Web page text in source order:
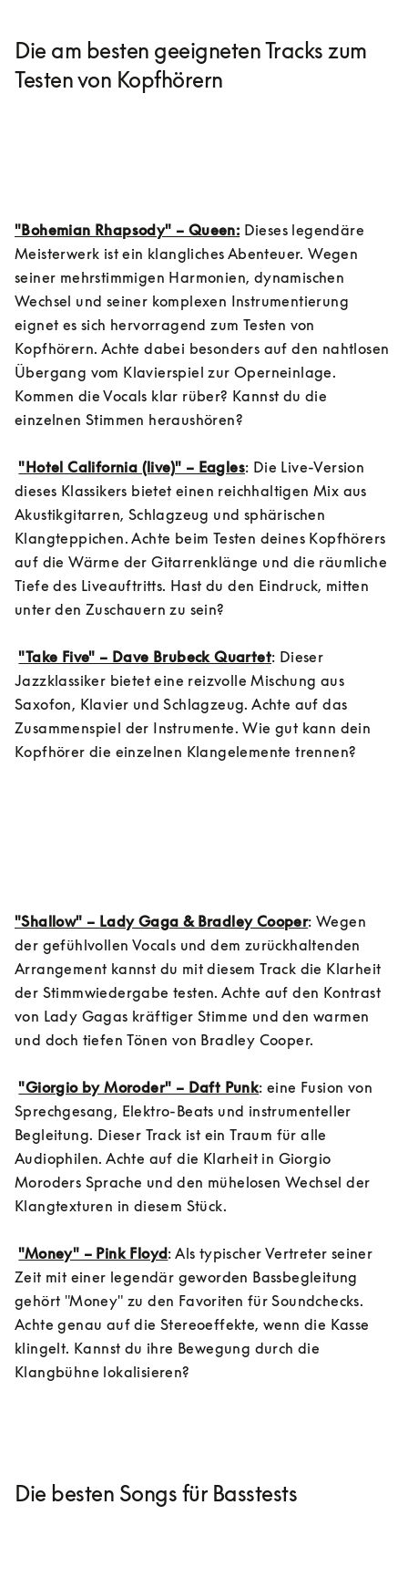
Die am besten geeigneten Tracks zum
Testen von Kopfhörern
"Bohemian Rhapsody" – Queen: Dieses legendäre
Meisterwerk ist ein klangliches Abenteuer. Wegen
seiner mehrstimmigen Harmonien, dynamischen
Wechsel und seiner komplexen Instrumentierung
eignet es sich hervorragend zum Testen von
Kopfhörern. Achte dabei besonders auf den nahtlosen
Übergang vom Klavierspiel zur Operneinlage.
Kommen die Vocals klar rüber? Kannst du die
einzelnen Stimmen heraushören?
"Hotel California (live)" – Eagles: Die Live-Version
dieses Klassikers bietet einen reichhaltigen Mix aus
Akustikgitarren, Schlagzeug und sphärischen
Klangteppichen. Achte beim Testen deines Kopfhörers
auf die Wärme der Gitarrenklänge und die räumliche
Tiefe des Liveauftritts. Hast du den Eindruck, mitten
unter den Zuschauern zu sein?
"Take Five" – Dave Brubeck Quartet: Dieser
Jazzklassiker bietet eine reizvolle Mischung aus
Saxofon, Klavier und Schlagzeug. Achte auf das
Zusammenspiel der Instrumente. Wie gut kann dein
Kopfhörer die einzelnen Klangelemente trennen?
"Shallow" – Lady Gaga & Bradley Cooper: Wegen
der gefühlvollen Vocals und dem zurückhaltenden
Arrangement kannst du mit diesem Track die Klarheit
der Stimmwiedergabe testen. Achte auf den Kontrast
von Lady Gagas kräftiger Stimme und den warmen
und doch tiefen Tönen von Bradley Cooper.
"Giorgio by Moroder" – Daft Punk: eine Fusion von
Sprechgesang, Elektro-Beats und instrumenteller
Begleitung. Dieser Track ist ein Traum für alle
Audiophilen. Achte auf die Klarheit in Giorgio
Moroders Sprache und den mühelosen Wechsel der
Klangtexturen in diesem Stück.
"Money" – Pink Floyd: Als typischer Vertreter seiner
Zeit mit einer legendär geworden Bassbegleitung
gehört "Money" zu den Favoriten für Soundchecks.
Achte genau auf die Stereoeffekte, wenn die Kasse
klingelt. Kannst du ihre Bewegung durch die
Klangbühne lokalisieren?
Die besten Songs für Basstests